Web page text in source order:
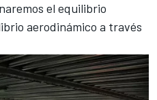
el equilibrio
aerodinámico a través